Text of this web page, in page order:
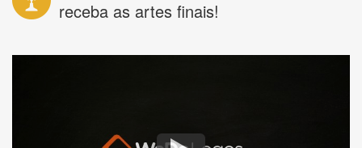
receba as artes finais!